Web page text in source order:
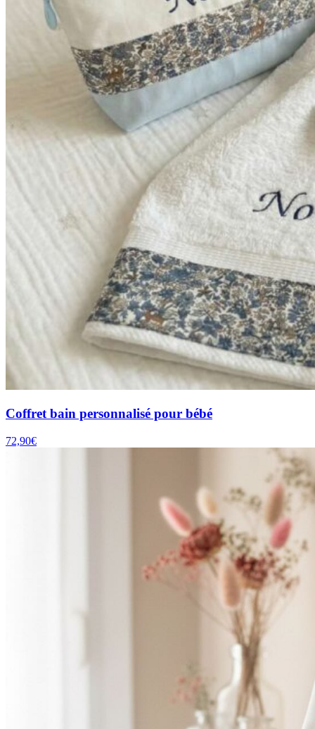
Coffret bain personnalisé pour bébé
72,90€